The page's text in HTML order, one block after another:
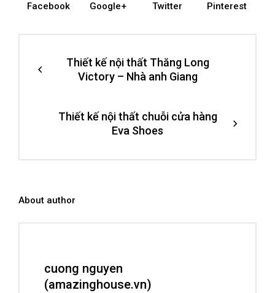
Facebook Google+ Twitter Pinterest
Thiết kế nội thất Thăng Long
Victory – Nhà anh Giang
Thiết kế nội thất chuỗi cửa hàng
Eva Shoes
About author
cuong nguyen
(amazinghouse.vn)